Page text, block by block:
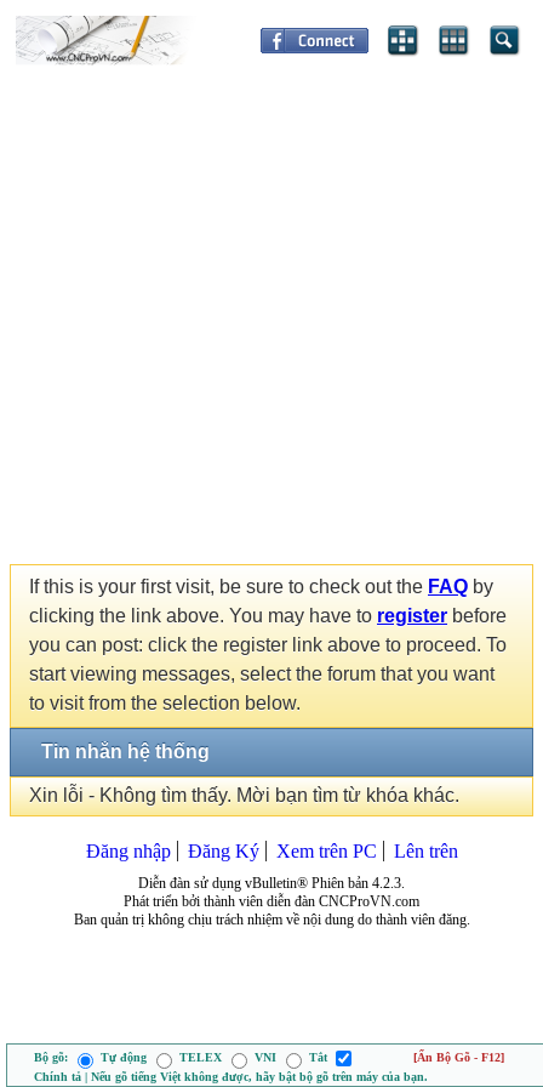
If this is your first visit, be sure to check out the FAQ by
clicking the link above. You may have to register before
you can post: click the register link above to proceed. To
start viewing messages, select the forum that you want
to visit from the selection below.
Tin nhắn hệ thống
Xin lỗi - Không tìm thấy. Mời bạn tìm từ khóa khác.
Đăng nhập Đăng Ký Xem trên PC Lên trên
Diễn đàn sử dụng vBulletin® Phiên bản 4.2.3.
Phát triển bởi thành viên diễn đàn CNCProVN.com
Ban quản trị không chịu trách nhiệm về nội dung do thành viên đăng.
Bộ gõ: Tự động TELEX VNI Tắt
[Ẩn Bộ Gõ - F12]
Chính tả | Nếu gõ tiếng Việt không được, hãy bật bộ gõ trên máy của bạn.